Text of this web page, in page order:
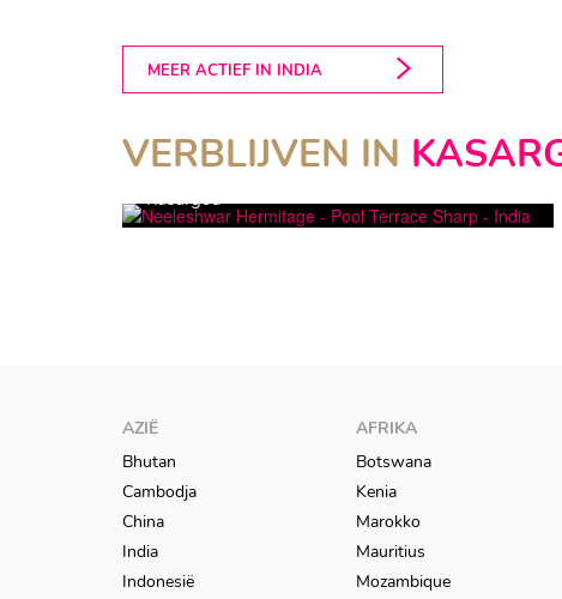
MEER ACTIEF IN INDIA
VERBLIJVEN IN
NEELESHWAR HERMITAGE
Kasargod
AZIË
Bhutan
Cambodja
China
India
Indonesië
AFRIKA
Botswana
Kenia
Marokko
Mauritius
Mozambique